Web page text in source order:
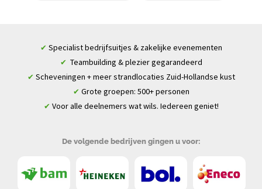
✔ Specialist bedrijfsuitjes & zakelijke evenementen
✔ Teambuilding & plezier gegarandeerd
✔ Scheveningen + meer strandlocaties Zuid-Hollandse kust
✔ Grote groepen: 500+ personen
✔ Voor alle deelnemers wat wils. Iedereen geniet!
De volgende bedrijven gingen u voor: